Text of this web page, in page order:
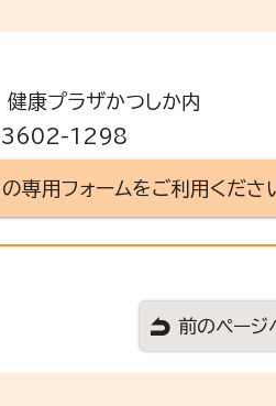
プラザかつしか内
3602-1298
専用フォームをご利用くださ
前のページ